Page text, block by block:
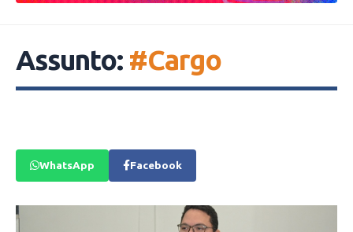
Assunto: #Cargo
WhatsApp Facebook